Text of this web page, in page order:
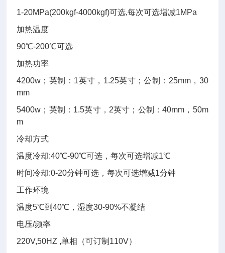
1-20MPa(200kgf-4000kgf)可选,每次可选增减1MPa
加热温度
90℃-200℃可选
加热功率
4200w ；英制：1英寸，1.25英寸；公制：25mm，30
mm
5400w ；英制：1.5英寸，2英寸；公制：40mm，50m
m
冷却方式
温度冷却:40℃-90℃可选，每次可选增减1℃
时间冷却:0-20分钟可选，每次可选增减1分钟
工作环境
温度5℃到40℃，湿度30-90%不凝结
电压/频率
220V,50HZ ,单相（可订制110V）